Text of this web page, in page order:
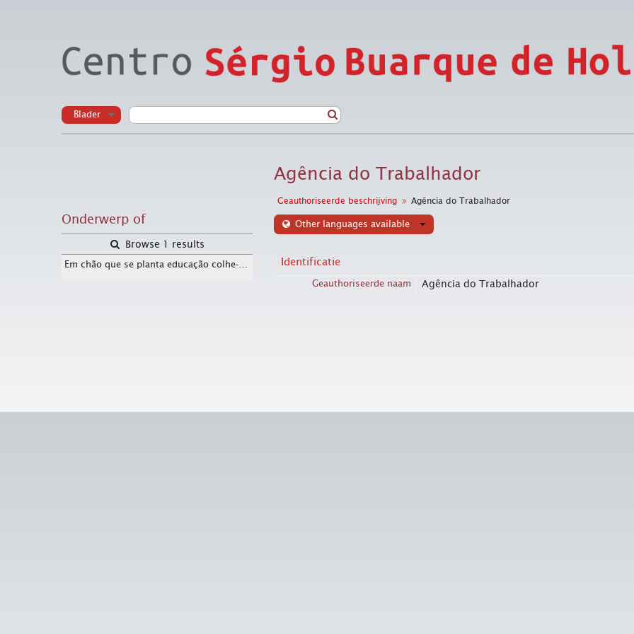
Blader
Onderwerp of
Browse 1 results
Agência do Trabalhador
Geauthoriseerde beschrijving Agência do Trabalhador
Other languages available
Identificatie
Geauthoriseerde naam Agência do Trabalhador